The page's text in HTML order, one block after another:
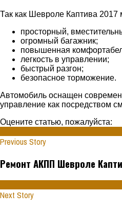
Так как Шевроле Каптива 2017
просторный,
огромный багажник;
повышенная
легкость в управлении;
быстрый разгон;
безопасное торможение.
Автомобиль оснащен
управление как посредством
Оцените статью, пожалуйста:
Previous Story
Ремонт АКПП Шевроле
Next Story